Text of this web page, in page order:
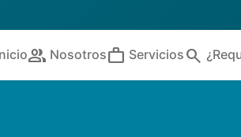
people Nosotroswork Servicios search